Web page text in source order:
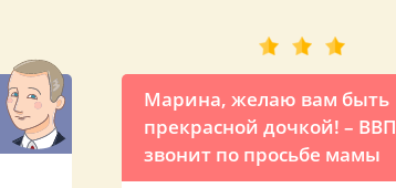
Марина, желаю вам быть
прекрасной дочкой! – ВВП
звонит по просьбе мамы